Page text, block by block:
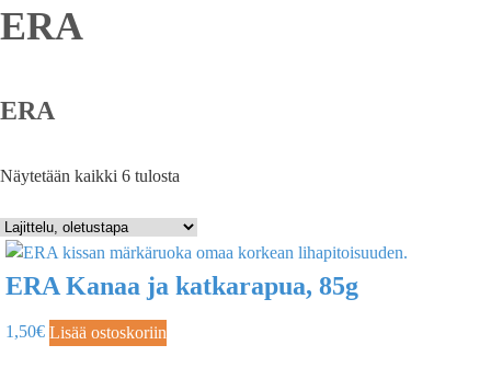
ERA
ERA
Näytetään kaikki 6 tulosta
ERA Kanaa ja katkarapua, 85g
1,50€ Lisää ostoskoriin